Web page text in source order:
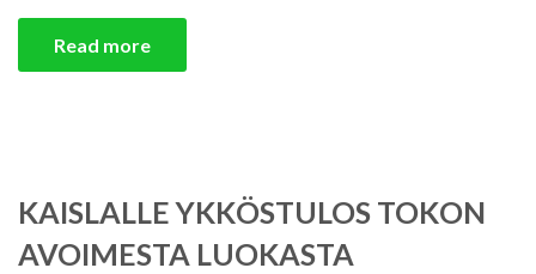
Read more
KAISLALLE YKKÖSTULOS TOKON
AVOIMESTA LUOKASTA